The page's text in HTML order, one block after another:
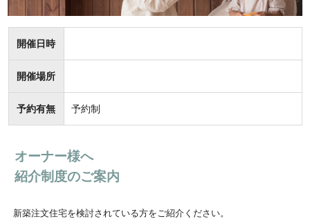
開催日時
開催場所
予約有無 予約制
オーナー様へ
紹介制度のご案内
新築注文住宅を検討されている方をご紹介ください。